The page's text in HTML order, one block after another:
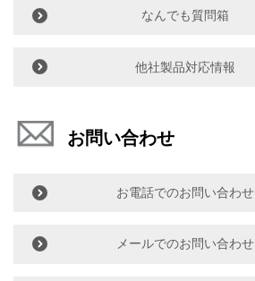
なんでも質問箱
他社製品対応情報
お問い合わせ
お電話でのお問い合わせ
メールでのお問い合わせ